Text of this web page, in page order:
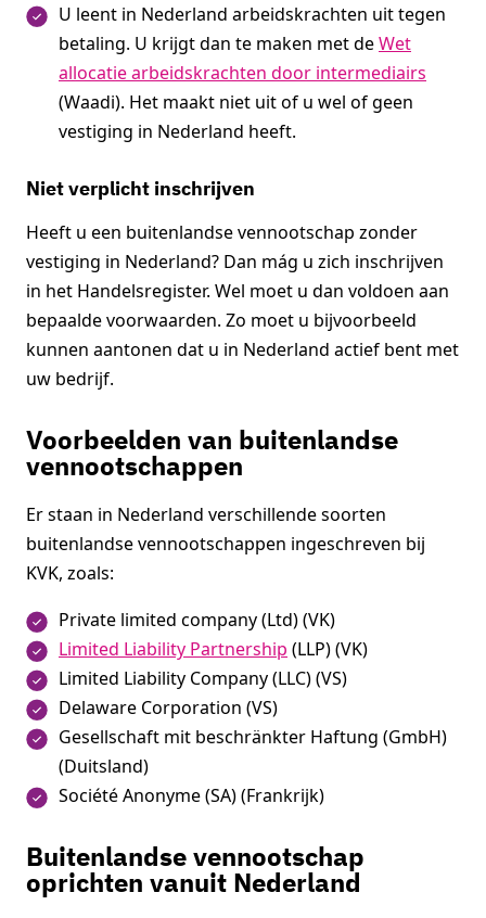
U leent in Nederland arbeidskrachten uit tegen
betaling. U krijgt dan te maken met deWet
allocatie arbeidskrachten door intermediairs
(Waadi). Het maakt niet uit of u wel of geen
vestiging in Nederland heeft.
Niet verplicht inschrijven
Heeft u een buitenlandse vennootschap zonder
vestiging in Nederland? Dan mág u zich inschrijven
in het Handelsregister. Wel moet u dan voldoen aan
bepaalde voorwaarden. Zo moet u bijvoorbeeld
kunnen aantonen dat u in Nederland actief bent met
uw bedrijf.
Voorbeelden van buitenlandse
vennootschappen
Er staan in Nederland verschillende soorten
buitenlandse vennootschappen ingeschreven bij
KVK, zoals:
Private limited company (Ltd) (VK)
Limited Liability Partnership (LLP) (VK)
Limited Liability Company (LLC) (VS)
Delaware Corporation (VS)
Gesellschaft mit beschränkter Haftung (GmbH)
(Duitsland)
Société Anonyme (SA) (Frankrijk)
Buitenlandse vennootschap
oprichten vanuit Nederland